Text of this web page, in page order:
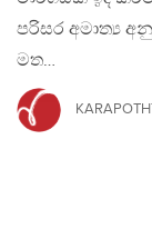
පරිසර අමාත්‍ය
මත…